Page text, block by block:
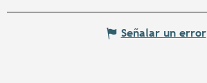
Señalar un error